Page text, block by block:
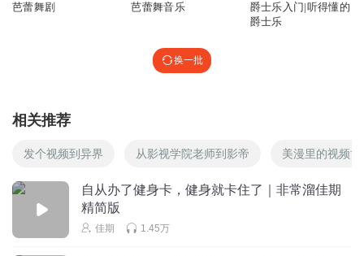
芭蕾舞剧 芭蕾舞音乐
爵士乐入门|听得懂的
爵士乐
换一批
相关推荐
发个视频到异界 从影视学院老师到影帝 美漫里的视频博
自从办了健身卡，健身就卡住了｜非常溜佳期
精简版
佳期 1.45万